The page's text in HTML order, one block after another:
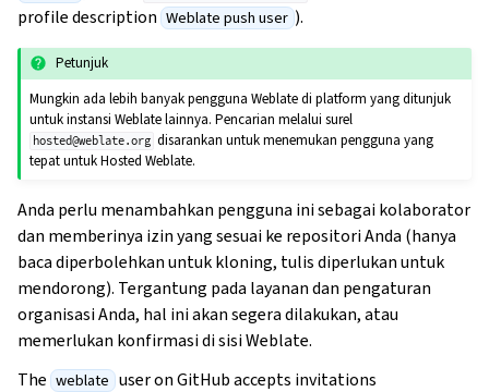
profile description Weblate push user ).
Petunjuk
Mungkin ada lebih banyak pengguna Weblate di platform yang ditunjuk
untuk instansi Weblate lainnya. Pencarian melalui surel
hosted@weblate.org disarankan untuk menemukan pengguna yang
tepat untuk Hosted Weblate.
Anda perlu menambahkan pengguna ini sebagai kolaborator
dan memberinya izin yang sesuai ke repositori Anda (hanya
baca diperbolehkan untuk kloning, tulis diperlukan untuk
mendorong). Tergantung pada layanan dan pengaturan
organisasi Anda, hal ini akan segera dilakukan, atau
memerlukan konfirmasi di sisi Weblate.
The weblate user on GitHub accepts invitations